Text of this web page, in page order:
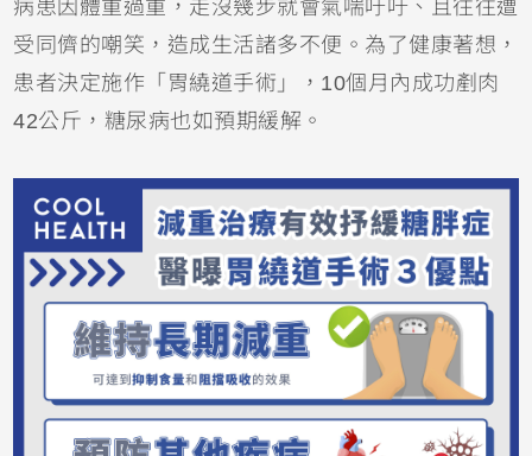
病患因體重過重，走沒幾步就會氣喘吁吁、且往往遭
受同儕的嘲笑，造成生活諸多不便。為了健康著想，
患者決定施作「胃繞道手術」，10個月內成功剷肉
42公斤，糖尿病也如預期緩解。